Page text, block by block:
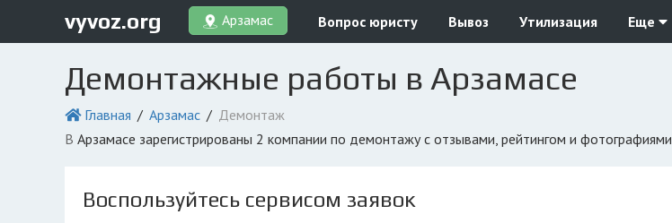
vyvoz.org Арзамас Вопрос юристу Вывоз Утилизация Еще
Демонтажные работы в Арзамасе
Главная Арзамас
Демонтаж
в Арзамасе зарегистрированы 2 компании по демонтажу с отзывами, рейтингом и фотографиями
Воспользуйтесь сервисом заявок